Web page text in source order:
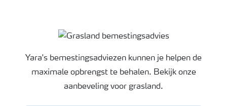
Grasland bemestingsadvies
Yara's bemestingsadviezen kunnen je helpen de
maximale opbrengst te behalen. Bekijk onze
aanbeveling voor grasland.